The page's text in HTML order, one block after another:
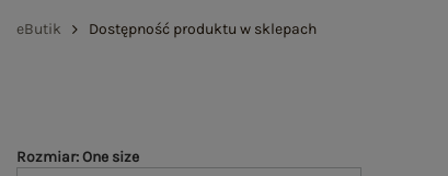
eButik Dostępność produktu w sklepach
Rozmiar: One size